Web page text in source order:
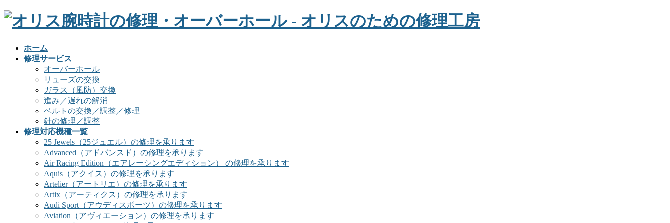
ホーム
修理サービス
オーバーホール
リューズの交換
ガラス（風防）交換
進み／遅れの解消
ベルトの交換／調整／修理
針の修理／調整
修理対応機種一覧
25 Jewels（25ジュエル）の修理を承ります
Advanced（アドバンスド）の修理を承ります
Air Racing Edition（エアレーシングエディション） の修理を承ります
Aquis（アクイス）の修理を承ります
Artelier（アートリエ）の修理を承ります
Artix（アーティクス）の修理を承ります
Audi Sport（アウディスポーツ）の修理を承ります
Aviation（アヴィエーション）の修理を承ります